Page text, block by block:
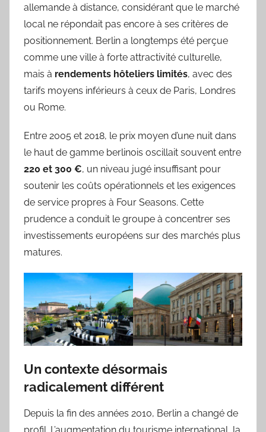
allemande à distance, considérant que le marché
local ne répondait pas encore à ses critères de
positionnement. Berlin a longtemps été perçue
comme une ville à forte attractivité culturelle,
mais à rendements hôteliers limités, avec des
tarifs moyens inférieurs à ceux de Paris, Londres
ou Rome.
Entre 2005 et 2018, le prix moyen d’une nuit dans
le haut de gamme berlinois oscillait souvent entre
220 et 300 €, un niveau jugé insuffisant pour
soutenir les coûts opérationnels et les exigences
de service propres à Four Seasons. Cette
prudence a conduit le groupe à concentrer ses
investissements européens sur des marchés plus
matures.
Un contexte désormais
radicalement différent
Depuis la fin des années 2010, Berlin a changé de